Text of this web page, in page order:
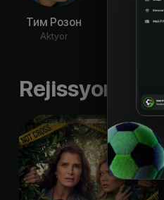
Тим Розон
Aktyor
Морис Дин